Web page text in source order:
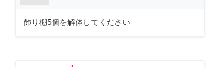
飾り棚5個を解体してください